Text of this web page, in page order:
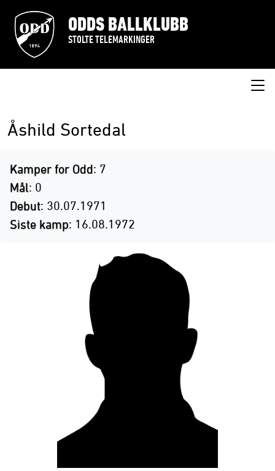
ODDS BALLKLUBB
STOLTE TELEMARKINGER
Åshild Sortedal
Kamper for Odd: 7
Mål: 0
Debut: 30.07.1971
Siste kamp: 16.08.1972